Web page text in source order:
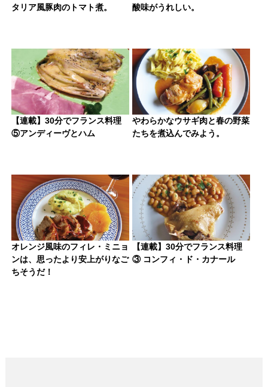
タリア風豚肉のトマト煮。
酸味がうれしい。
【連載】30分でフランス料理
⑤アンディーヴとハム
やわらかなウサギ肉と春の野菜
たちを煮込んでみよう。
オレンジ風味のフィレ・ミニョ
ンは、思ったより安上がりなご
ちそうだ！
【連載】30分でフランス料理
③ コンフィ・ド・カナール